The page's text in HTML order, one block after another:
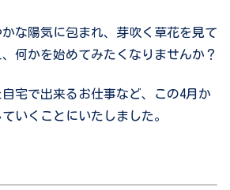
な陽気に包まれ、芽吹く草花を見て
何かを始めてみたくなりませんか？
宅で出来るお仕事など、この4月か
いくことにいたしました。